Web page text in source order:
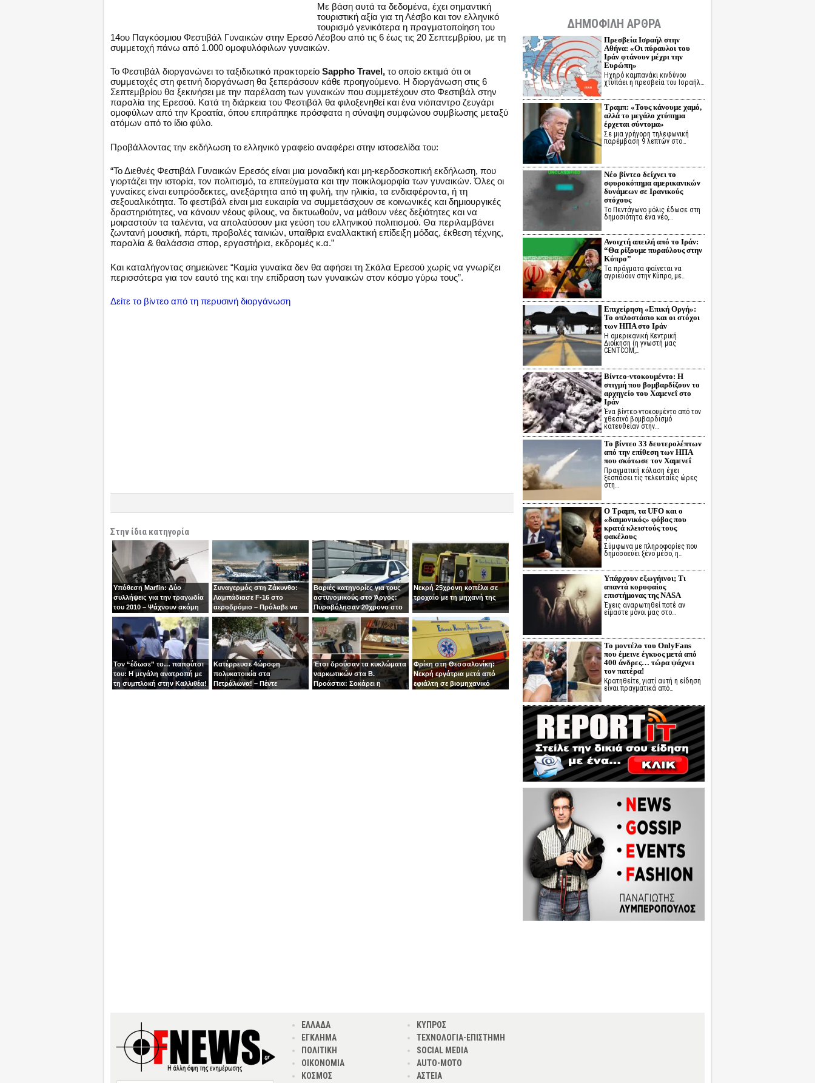
Με βάση αυτά τα δεδομένα, έχει σημαντική
τουριστική αξία για τη Λέσβο και τον ελληνικό
τουρισμό γενικότερα η πραγματοποίηση του
14ου Παγκόσμιου Φεστιβάλ Γυναικών στην Ερεσό Λέσβου από τις 6 έως τις 20 Σεπτεμβρίου, με τη
συμμετοχή πάνω από 1.000 ομοφυλόφιλων γυναικών.
Το Φεστιβάλ διοργανώνει το ταξιδιωτικό πρακτορείο Sappho Travel, το οποίο εκτιμά ότι οι
συμμετοχές στη φετινή διοργάνωση θα ξεπεράσουν κάθε προηγούμενο. Η διοργάνωση στις 6
Σεπτεμβρίου θα ξεκινήσει με την παρέλαση των γυναικών που συμμετέχουν στο Φεστιβάλ στην
παραλία της Ερεσού. Κατά τη διάρκεια του Φεστιβάλ θα φιλοξενηθεί και ένα νιόπαντρο ζευγάρι
ομοφύλων από την Κροατία, όπου επιτράπηκε πρόσφατα η σύναψη συμφώνου συμβίωσης μεταξύ
ατόμων από το ίδιο φύλο.
Προβάλλοντας την εκδήλωση το ελληνικό γραφείο αναφέρει στην ιστοσελίδα του:
“Το Διεθνές Φεστιβάλ Γυναικών Ερεσός είναι μια μοναδική και μη-κερδοσκοπική εκδήλωση, που
γιορτάζει την ιστορία, τον πολιτισμό, τα επιτεύγματα και την ποικιλομορφία των γυναικών. Όλες οι
γυναίκες είναι ευπρόσδεκτες, ανεξάρτητα από τη φυλή, την ηλικία, τα ενδιαφέροντα, ή τη
σεξουαλικότητα. Το φεστιβάλ είναι μια ευκαιρία να συμμετάσχουν σε κοινωνικές και δημιουργικές
δραστηριότητες, να κάνουν νέους φίλους, να δικτυωθούν, να μάθουν νέες δεξιότητες και να
μοιραστούν τα ταλέντα, να απολαύσουν μια γεύση του ελληνικού πολιτισμού. Θα περιλαμβάνει
ζωντανή μουσική, πάρτι, προβολές ταινιών, υπαίθρια εναλλακτική επίδειξη μόδας, έκθεση τέχνης,
παραλία & θαλάσσια σπορ, εργαστήρια, εκδρομές κ.α.”
Και καταλήγοντας σημειώνει: “Καμία γυναίκα δεν θα αφήσει τη Σκάλα Ερεσού χωρίς να γνωρίζει
περισσότερα για τον εαυτό της και την επίδραση των γυναικών στον κόσμο γύρω τους”.
Δείτε το βίντεο από τη περυσινή διοργάνωση
Στην ίδια κατηγορία
Υπόθεση Marfin: Δύο
συλλήψεις για την τραγωδία
του 2010 – Ψάχνουν ακόμη
μία γυναίκα
Συναγερμός στη Ζάκυνθο:
Λαμπάδιασε F-16 στο
αεροδρόμιο – Πρόλαβε να
βγει την τελευταία στιγμή ο
χειριστής
Βαριές κατηγορίες για τους
αστυνομικούς στο Άργος:
Πυροβόλησαν 20χρονο στο
κεφάλι
Νεκρή 25χρονη κοπέλα σε
τροχαίο με τη μηχανή της
Τον “έδωσε” το… παπούτσι
του: Η μεγάλη ανατροπή με
τη συμπλοκή στην Καλλιθέα!
Κατέρρευσε 4ώροφη
πολυκατοικία στα
Πετράλωνα! – Πέντε
Έτσι δρούσαν τα κυκλώματα
ναρκωτικών στα Β.
Προάστια: Σοκάρει η
Φρίκη στη Θεσσαλονίκη:
Νεκρή εργάτρια μετά από
εφιάλτη σε βιομηχανικό
ΔΗΜΟΦΙΛΗ ΑΡΘΡΑ
Πρεσβεία Ισραήλ στην
Αθήνα: «Οι πύραυλοι του
Ιράν φτάνουν μέχρι την
Ευρώπη»
Ηχηρό καμπανάκι κινδύνου
χτυπάει η πρεσβεία του Ισραήλ…
Τραμπ: «Τους κάνουμε χαμό,
αλλά το μεγάλο χτύπημα
έρχεται σύντομα»
Σε μια γρήγορη τηλεφωνική
παρέμβαση 9 λεπτών στο…
Νέο βίντεο δείχνει το
σφυροκόπημα αμερικανικών
δυνάμεων σε Ιρανικούς
στόχους
Το Πεντάγωνο μόλις έδωσε στη
δημοσιότητα ένα νέο,…
Ανοιχτή απειλή από το Ιράν:
“Θα ρίξουμε πυραύλους στην
Κύπρο”
Τα πράγματα φαίνεται να
αγριεύουν στην Κύπρο, με…
Επιχείρηση «Επική Οργή»:
Το οπλοστάσιο και οι στόχοι
των ΗΠΑ στο Ιράν
Η αμερικανική Κεντρική
Διοίκηση (η γνωστή μας
CENTCOM,…
Βίντεο-ντοκουμέντο: Η
στιγμή που βομβαρδίζουν το
αρχηγείο του Χαμενεΐ στο
Ιράν
Ένα βίντεο-ντοκουμέντο από τον
χθεσινό βομβαρδισμό
κατευθείαν στην…
Το βίντεο 33 δευτερολέπτων
από την επίθεση των ΗΠΑ
που σκότωσε τον Χαμενεΐ
Πραγματική κόλαση έχει
ξεσπάσει τις τελευταίες ώρες
στη…
Ο Τραμπ, τα UFO και ο
«δαιμονικός» φόβος που
κρατά κλειστούς τους
φακέλους
Σύμφωνα με πληροφορίες που
δημοσοεύει ξένο μέσο, η…
Υπάρχουν εξωγήινοι; Τι
απαντά κορυφαίος
επιστήμονας της NASA
Έχεις αναρωτηθεί ποτέ αν
είμαστε μόνοι μας στο…
Το μοντέλο του OnlyFans
που έμεινε έγκυος μετά από
400 άνδρες… τώρα ψάχνει
τον πατέρα!
Κρατηθείτε, γιατί αυτή η είδηση
είναι πραγματικά από…
ΕΛΛΑΔΑ
ΕΓΚΛΗΜΑ
ΠΟΛΙΤΙΚΗ
ΟΙΚΟΝΟΜΙΑ
ΚΟΣΜΟΣ
ΚΥΠΡΟΣ
ΤΕΧΝΟΛΟΓΙΑ-ΕΠΙΣΤΗΜΗ
SOCIAL MEDIA
AUTO-MOTO
ΑΣΤΕΙΑ